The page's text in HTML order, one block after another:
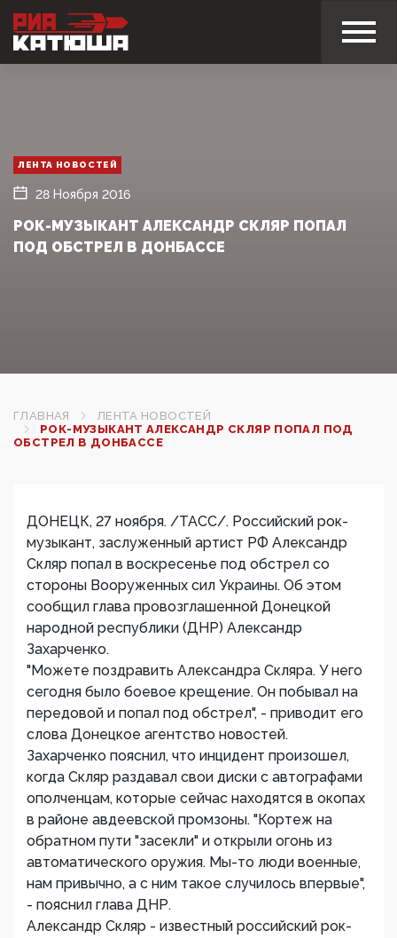
ЛЕНТА НОВОСТЕЙ
28 Ноября 2016
РОК-МУЗЫКАНТ АЛЕКСАНДР СКЛЯР ПОПАЛ
ПОД ОБСТРЕЛ В ДОНБАССЕ
ГЛАВНАЯ
ЛЕНТА НОВОСТЕЙ
РОК-МУЗЫКАНТ АЛЕКСАНДР СКЛЯР ПОПАЛ ПОД
ОБСТРЕЛ В ДОНБАССЕ
ДОНЕЦК, 27 ноября. /ТАСС/. Российский рок-
музыкант, заслуженный артист РФ Александр
Скляр попал в воскресенье под обстрел со
стороны Вооруженных сил Украины. Об этом
сообщил глава провозглашенной Донецкой
народной республики (ДНР) Александр
Захарченко.
"Можете поздравить Александра Скляра. У него
сегодня было боевое крещение. Он побывал на
передовой и попал под обстрел", - приводит его
слова Донецкое агентство новостей.
Захарченко пояснил, что инцидент произошел,
когда Скляр раздавал свои диски с автографами
ополченцам, которые сейчас находятся в окопах
в районе авдеевской промзоны. "Кортеж на
обратном пути "засекли" и открыли огонь из
автоматического оружия. Мы-то люди военные,
нам привычно, а с ним такое случилось впервые",
- пояснил глава ДНР.
Александр Скляр - известный российский рок-